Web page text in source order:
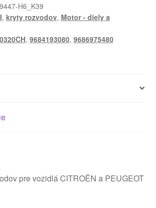
9447-H6_K39
, kryty rozvodov, Motor - diely a
0320CH, 9684193080, 9686975480
pre vozidlá CITROËN a PEUGEOT